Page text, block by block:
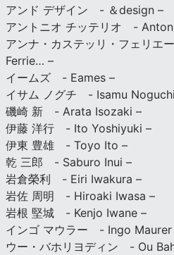
アンド デザイン - ＆design –
アントニオ チッテリオ -
アンナ・カステッリ・フェリ
Ferrie… –
イームズ - Eames –
イサム ノグチ - Isamu
磯崎 新 - Arata Isozaki –
伊藤 洋行 - Ito Yoshiyuki –
伊東 豊雄 - Toyo Ito –
乾 三郎 - Saburo Inui –
岩倉榮利 - Eiri Iwakura –
岩佐 周明 - Hiroaki Iwasa –
岩根 堅城 - Kenjo Iwane –
インゴ マウラー - Ingo Maurer
ウー・バホリヨディン - Ou